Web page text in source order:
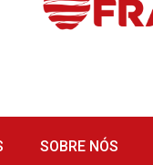
SOBRE NÓS